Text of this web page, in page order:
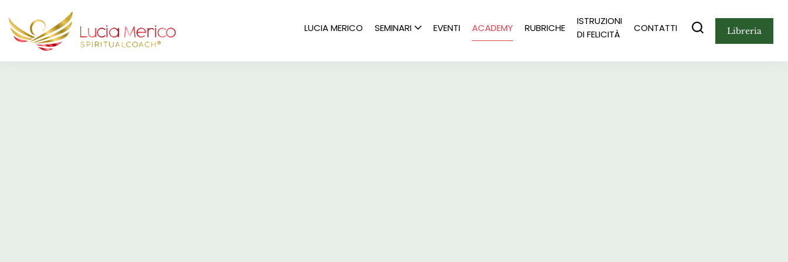
LUCIA MERICO SEMINARI EVENTI ACADEMY RUBRICHE
ISTRUZIONI
DI FELICITÀ
CONTATTI libreria